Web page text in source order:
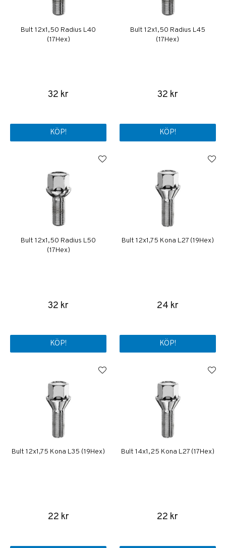
Bult 12x1,50 Radius L40
(17Hex)
32 kr
KÖP!
Bult 12x1,50 Radius L45
(17Hex)
32 kr
KÖP!
Bult 12x1,50 Radius L50
(17Hex)
32 kr
KÖP!
Bult 12x1,75 Kona L27 (19Hex)
24 kr
KÖP!
Bult 12x1,75 Kona L35 (19Hex)
22 kr
Bult 14x1,25 Kona L27 (17Hex)
22 kr